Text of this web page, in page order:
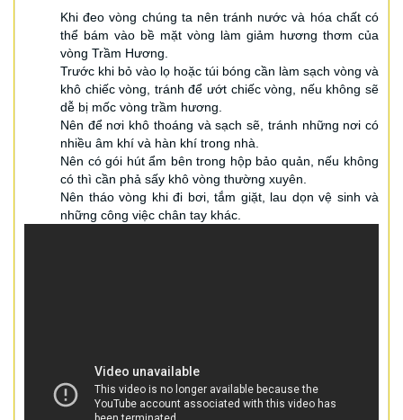
Khi đeo vòng chúng ta nên tránh nước và hóa chất có
thể bám vào bề mặt vòng làm giảm hương thơm của
vòng Trầm Hương.
Trước khi bỏ vào lọ hoặc túi bóng cần làm sạch vòng và
khô chiếc vòng, tránh để ướt chiếc vòng, nếu không sẽ
dễ bị mốc vòng trầm hương.
Nên để nơi khô thoáng và sạch sẽ, tránh những nơi có
nhiều âm khí và hàn khí trong nhà.
Nên có gói hút ẩm bên trong hộp bảo quản, nếu không
có thì cần phả sấy khô vòng thường xuyên.
Nên tháo vòng khi đi bơi, tắm giặt, lau dọn vệ sinh và
những công việc chân tay khác.